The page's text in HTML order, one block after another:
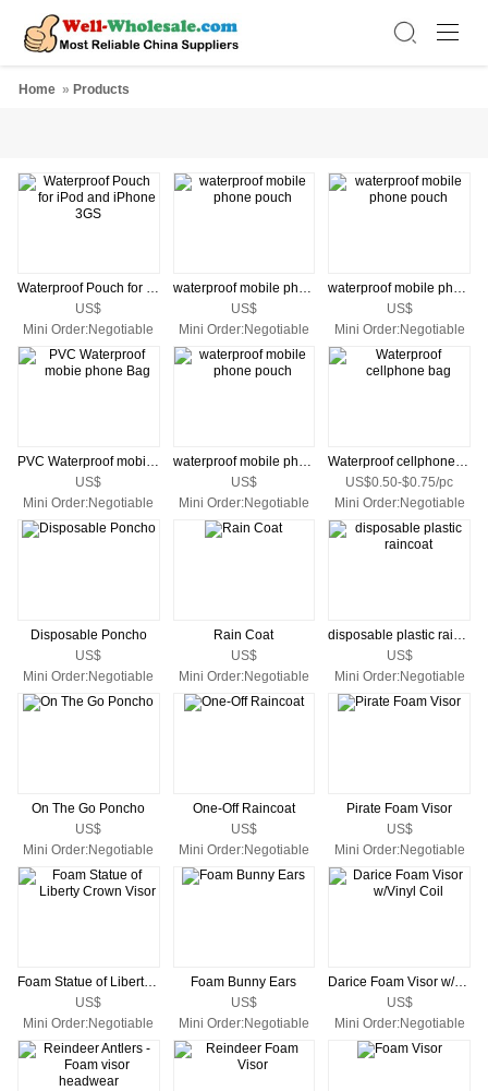
Home » Products
Waterproof Pouch for iPod and iPhone 3GS
US$
Mini Order:Negotiable
waterproof mobile phone pouch
US$
Mini Order:Negotiable
waterproof mobile phone pouch
US$
Mini Order:Negotiable
PVC Waterproof mobie phone Bag
US$
Mini Order:Negotiable
waterproof mobile phone pouch
US$
Mini Order:Negotiable
Waterproof cellphone bag
US$0.50-$0.75/pc
Mini Order:Negotiable
Disposable Poncho
US$
Mini Order:Negotiable
Rain Coat
US$
Mini Order:Negotiable
disposable plastic raincoat
US$
Mini Order:Negotiable
On The Go Poncho
US$
Mini Order:Negotiable
One-Off Raincoat
US$
Mini Order:Negotiable
Pirate Foam Visor
US$
Mini Order:Negotiable
Foam Statue of Liberty Crown Visor
US$
Mini Order:Negotiable
Foam Bunny Ears
US$
Mini Order:Negotiable
Darice Foam Visor w/Vinyl Coil
US$
Mini Order:Negotiable